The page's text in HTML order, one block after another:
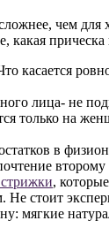
чем для
какая
касается
лица- не
только
в
,
Не стоит
мягкие